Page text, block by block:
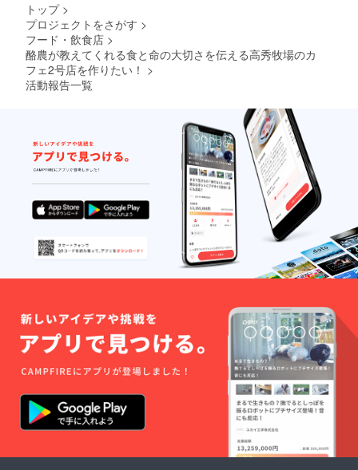
「フ
ユ」
月 ミル
クのた
まご
スモー
ク フロ
マー
ジュフ
レ ク
ランベ
リー ま
きばの
太陽 り
んごの
フロ
ジュブ
ラン
ともに
送りま
の成長
やエピ
ソード
をお知
らせい
たしま
す。そ
の牛が
乳牛と
しての
お役目
を終え
るま
で、成
緒に見
守って
いただ
ければ
と思い
ます。
ずっと
元気で
いられ
に心を
込めて
お世話
トップ >
プロジェクトをさがす >
フード・飲食店 >
酪農が教えてくれる食と命の大切さを伝える高秀牧場のカ
フェ2号店を作りたい！ >
活動報告一覧